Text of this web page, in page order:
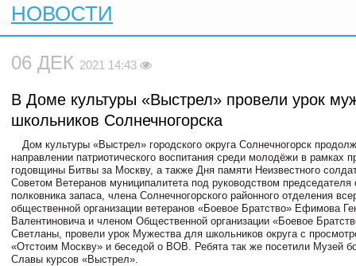
НОВОСТИ
06 ДЕК 2021 14:43
В Доме культуры «Выстрел» провели урок
школьников Солнечногорска
Дом культуры «Выстрел» городского округа Солнечногорск
направлении патриотического воспитания среди молодёжи в рамках
годовщины Битвы за Москву, а также Дня памяти Неизвестного
Советом Ветеранов муниципалитета под руководством председателя
полковника запаса, члена Солнечногорского районного отделения
общественной организации ветеранов «Боевое Братство» Ефимова
Валентиновича и членом Общественной организации «Боевое
Светланы, провели урок Мужества для школьников округа с
«Отстоим Москву» и беседой о ВОВ. Ребята так же посетили Музей
Славы курсов «Выстрел».